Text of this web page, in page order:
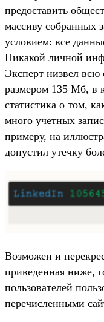
предоставить
массиву собранных
условием: все
Никакой личной
Эксперт низвел всю
размером 135 Мб, в
статистика о том,
много учетных
примеру, на
допустил утечку
Возможен и
приведенная ниже,
пользователей
перечисленными